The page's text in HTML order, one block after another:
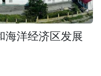
海洋经济区发展